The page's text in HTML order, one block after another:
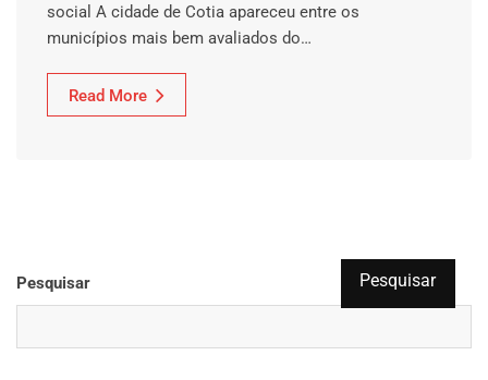
social A cidade de Cotia apareceu entre os
municípios mais bem avaliados do…
Read More
Pesquisar Pesquisar